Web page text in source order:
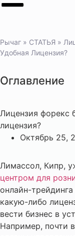
Рычаг » СТАТЬЯ »
Удобная Лицензия?
Оглавление
Лицензия форекс
лицензия?
Октябрь 25,
Лимассол, Кипр,
центром для
онлайн-
какую-либо
вести бизнес в
Например, почти